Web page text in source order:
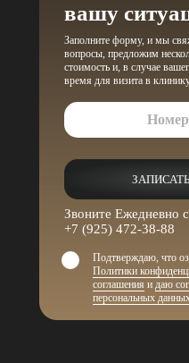
вашу
Заполните форму, и мы
вопросы, предложим
стоимость и, в случае
время для визита в
Звоните Ежедневно
+7 (925) 472-38-88
Подтверждаю, что
Политики
соглашения и даю
персональных